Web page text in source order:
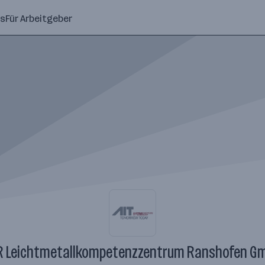
Für Arbeitgeber
Leichtmetallkompetenzzentrum Ranshofen